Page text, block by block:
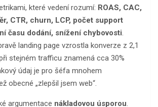
které vedení rozumí: ROAS, CAC,
CTR, churn, LCP, počet support
času dodání, snížení chybovosti.
landing page vzrostla konverze z 2,1
stejném trafficu znamená cca 30%
údaj je pro šéfa mnohem
obecné „zlepšil jsem web“.
argumentace nákladovou úsporou.